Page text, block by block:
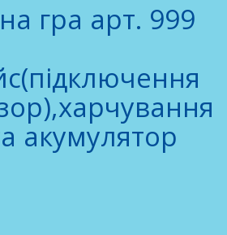
гра арт. 999
акумулятор